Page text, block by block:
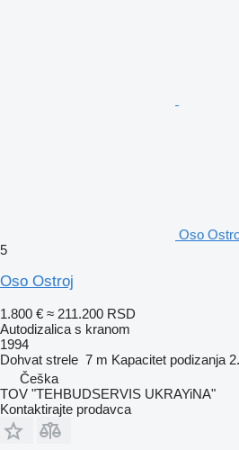
Oso
5
Oso Ostroj
1.800 € ≈ 211.200 RSD
Autodizalica s kranom
1994
Dohvat strele 7 m Kapacitet podizanja
Češka
TOV "TEHBUDSERVIS UKRAYiNA"
Kontaktirajte prodavca